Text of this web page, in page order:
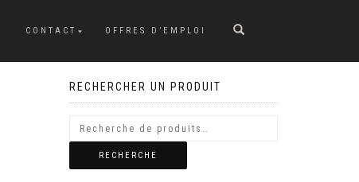
CONTACT OFFRES D’EMPLOI
RECHERCHER UN PRODUIT
RECHERCHE